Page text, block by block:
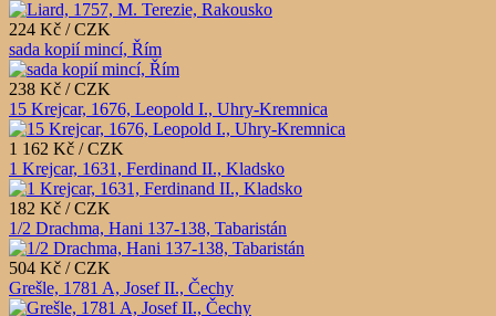
224 Kč / CZK
sada kopií mincí, Řím
238 Kč / CZK
15 Krejcar, 1676, Leopold I., Uhry-Kremnica
1 162 Kč / CZK
1 Krejcar, 1631, Ferdinand II., Kladsko
182 Kč / CZK
1/2 Drachma, Hani 137-138, Tabaristán
504 Kč / CZK
Grešle, 1781 A, Josef II., Čechy